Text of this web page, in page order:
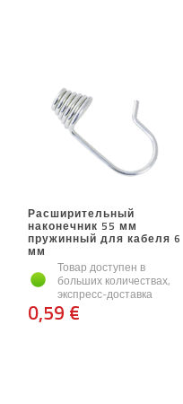
Расширительный
наконечник 55 мм
пружинный для кабеля 6
мм
Товар доступен в
больших количествах,
экспресс-доставка
0,59 €